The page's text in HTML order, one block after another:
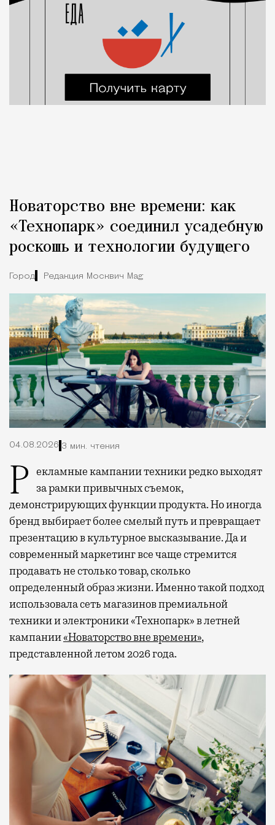
Новаторство вне времени: как
«Технопарк» соединил усадебную
роскошь и технологии будущего
Город Редакция Москвич Mag
04.08.2026 3 мин. чтения
Рекламные кампании техники редко выходят
за рамки привычных съемок,
демонстрирующих функции продукта. Но иногда
бренд выбирает более смелый путь и превращает
презентацию в культурное высказывание. Да и
современный маркетинг все чаще стремится
продавать не столько товар, сколько
определенный образ жизни. Именно такой подход
использовала сеть магазинов премиальной
техники и электроники «Технопарк» в летней
кампании«Новаторство вне времени»,
представленной летом 2026 года.